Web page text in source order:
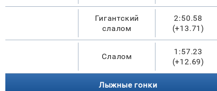
Гигантский
слалом
2:50.58
(+13.71)
Слалом
1:57.23
(+12.69)
Лыжные гонки